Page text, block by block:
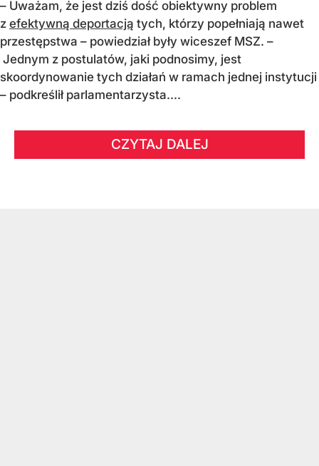
– Uważam, że jest dziś dość obiektywny problem
z efektywną deportacją tych, którzy popełniają nawet
przestępstwa – powiedział były wiceszef MSZ. –
Jednym z postulatów, jaki podnosimy, jest
skoordynowanie tych działań w ramach jednej instytucji
– podkreślił parlamentarzysta....
CZYTAJ DALEJ